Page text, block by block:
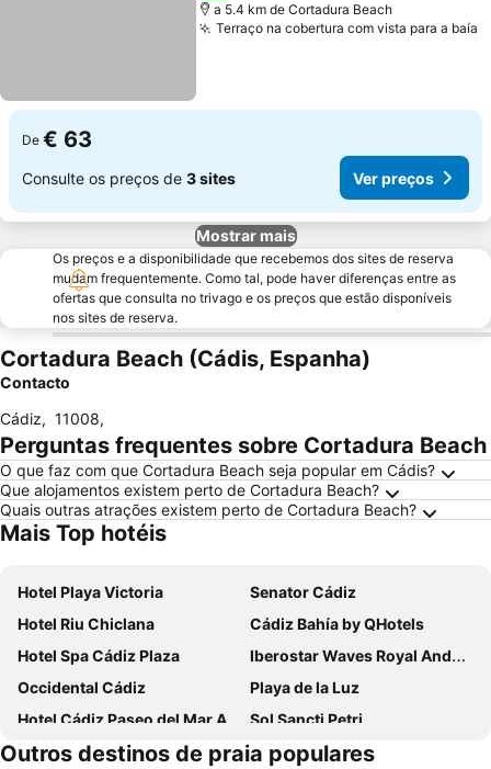
a 5.4 km de Cortadura Beach
Terraço na cobertura com vista para a baía
De € 63
Consulte os preços de 3 sites Ver preços
Mostrar mais
Os preços e a disponibilidade que recebemos dos sites de reserva
mudam frequentemente. Como tal, pode haver diferenças entre as
ofertas que consulta no trivago e os preços que estão disponíveis
nos sites de reserva.
Cortadura Beach (Cádis, Espanha)
Contacto
Cádiz, 11008,
Perguntas frequentes sobre Cortadura Beach
O que faz com que Cortadura Beach seja popular em Cádis?
Que alojamentos existem perto de Cortadura Beach?
Quais outras atrações existem perto de Cortadura Beach?
Mais Top hotéis
Hotel Playa Victoria
Senator Cádiz
Hotel Riu Chiclana
Cádiz Bahía by QHotels
Hotel Spa Cádiz Plaza
Iberostar Waves Royal Andalus
Occidental Cádiz
Playa de la Luz
Hotel Cádiz Paseo del Mar Affiliated by Meliá
Sol Sancti Petri
Hotel Puertobahia & Spa
Hotel Bahía Sur
Outros destinos de praia populares